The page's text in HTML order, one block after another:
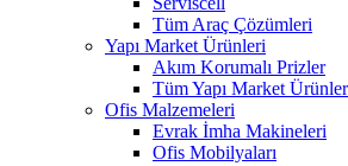
Tüm Araç Çözümleri
Yapı Market Ürünleri
Akım Korumalı Prizler
Tüm Yapı Market
Ofis Malzemeleri
Evrak İmha Makineleri
Ofis Mobilyaları